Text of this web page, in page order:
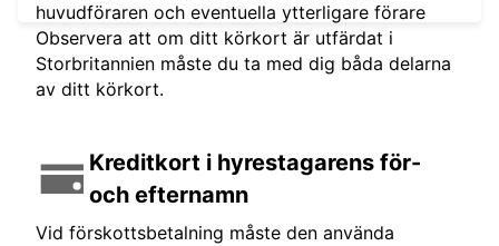
huvudföraren och eventuella ytterligare förare
Observera att om ditt körkort är utfärdat i
Storbritannien måste du ta med dig båda delarna
av ditt körkort.
Kreditkort i hyrestagarens för-
och efternamn
Vid förskottsbetalning måste den använda